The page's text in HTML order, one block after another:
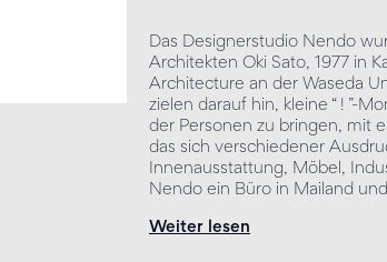
Das Designerstudio Nendo
Architekten Oki Sato, 1977 in
Architecture an der Waseda
zielen darauf hin, kleine “ ! ”-
der Personen zu bringen, mit
das sich verschiedener
Innenausstattung, Möbel,
Nendo ein Büro in Mailand
Weiter lesen